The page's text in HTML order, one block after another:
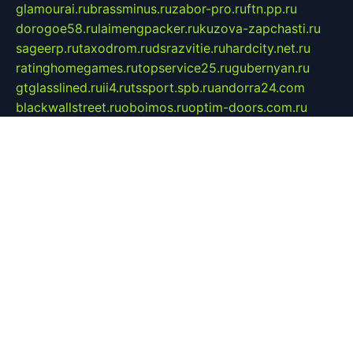
glamourai.rubrassminus.ruzabor-pro.ruftn.pp.ru
dorogoe58.rulaimengpacker.rukuzova-zapchasti.ru
sageerp.rutaxodrom.rudsrazvitie.ruhardcity.net.ru
ratinghomegames.rutopservice25.rugubernyan.ru
gtglasslined.ruii4.rutssport.spb.ruandorra24.com
blackwallstreet.ruoboimos.ruoptim-doors.com.ru